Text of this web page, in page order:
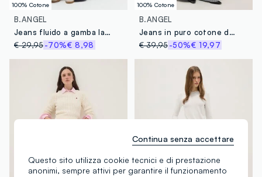
100% Cotone
B.ANGEL
Jeans fluido a gamba larga con pinces
€ 29,95-70%€ 8,98
100% Cotone
B.ANGEL
Jeans in puro cotone denim grigio wide leg
€ 39,95 -50%€ 19,97
Questo sito utilizza cookie tecnici e di prestazione
anonimi, sempre attivi per garantire il funzionamento
Continua senza accettare